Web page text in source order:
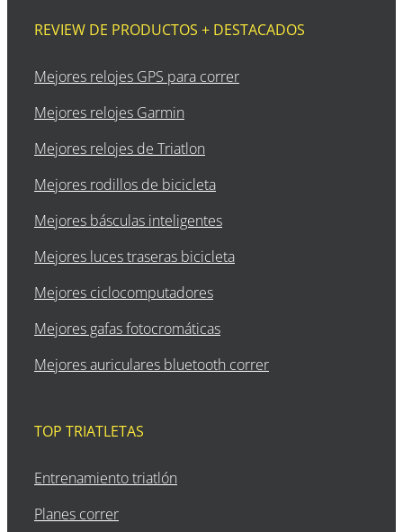
REVIEW DE PRODUCTOS + DESTACADOS
Mejores relojes GPS para correr
Mejores relojes Garmin
Mejores relojes de Triatlon
Mejores rodillos de bicicleta
Mejores básculas inteligentes
Mejores luces traseras bicicleta
Mejores ciclocomputadores
Mejores gafas fotocromáticas
Mejores auriculares bluetooth correr
TOP TRIATLETAS
Entrenamiento triatlón
Planes correr